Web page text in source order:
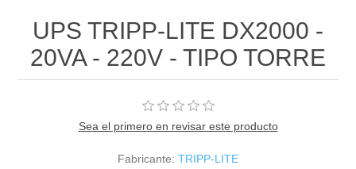
UPS TRIPP-LITE DX2000 -
20VA - 220V - TIPO TORRE
Sea el primero en revisar este producto
Fabricante: TRIPP-LITE